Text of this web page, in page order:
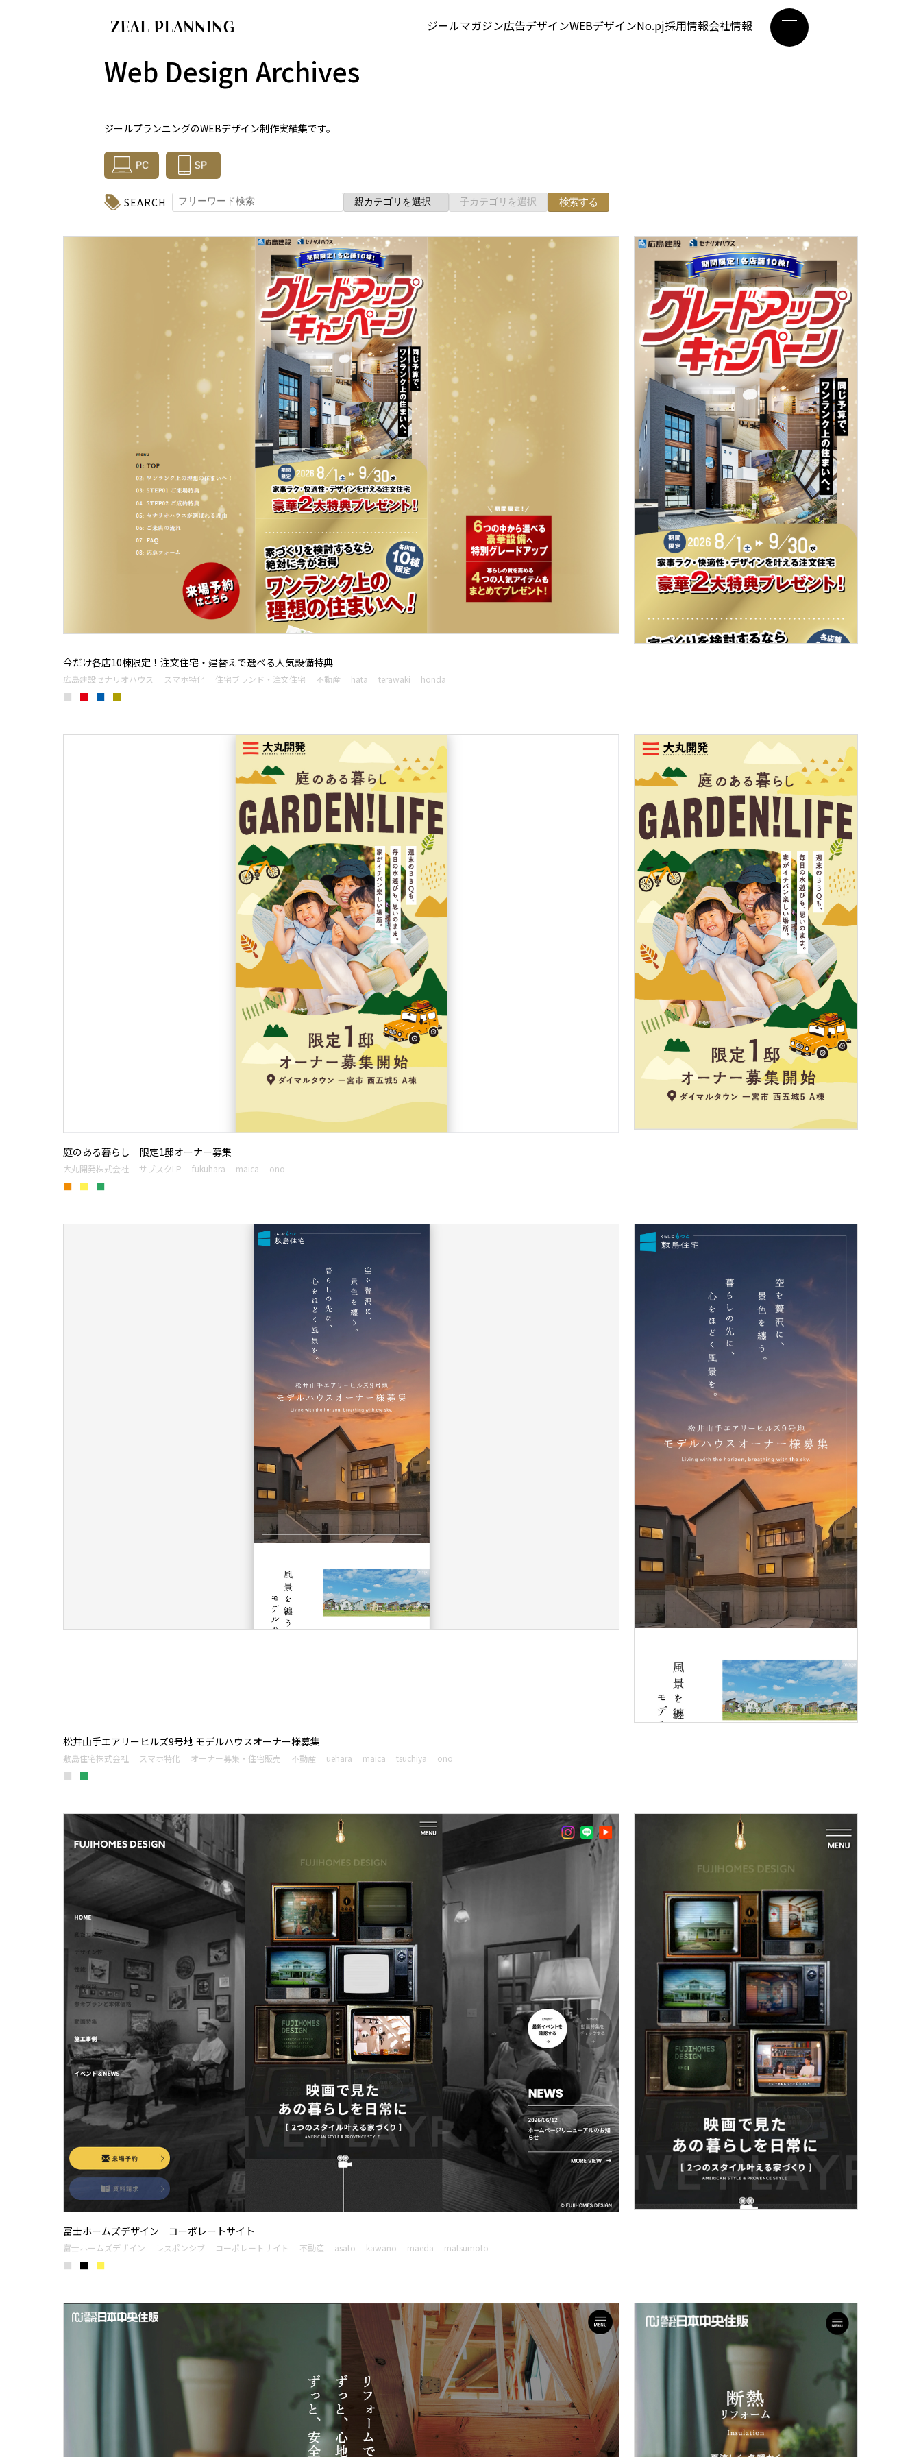
ジールマガジン広告デザインWEBデザインNo.pj採用情報会社情報
Web Design Archives
ジールプランニングのWEBデザイン制作実績集です。
SEARCH
今だけ各店10棟限定！注文住宅・建替えで選べる人気設備特典
広島建設セナリオハウス スマホ特化 住宅ブランド・注文住宅 不動産 hata terawaki honda
■ ■ ■ ■
庭のある暮らし 限定1邸オーナー募集
大丸開発株式会社 サブスクLP fukuhara maica ono
■ ■ ■
松井山手エアリーヒルズ9号地 モデルハウスオーナー様募集
敷島住宅株式会社 スマホ特化 オーナー募集・住宅販売 不動産 uehara maica tsuchiya ono
■ ■
富士ホームズデザイン コーポレートサイト
富士ホームズデザイン レスポンシブ コーポレートサイト 不動産 asato kawano maeda matsumoto
■ ■ ■